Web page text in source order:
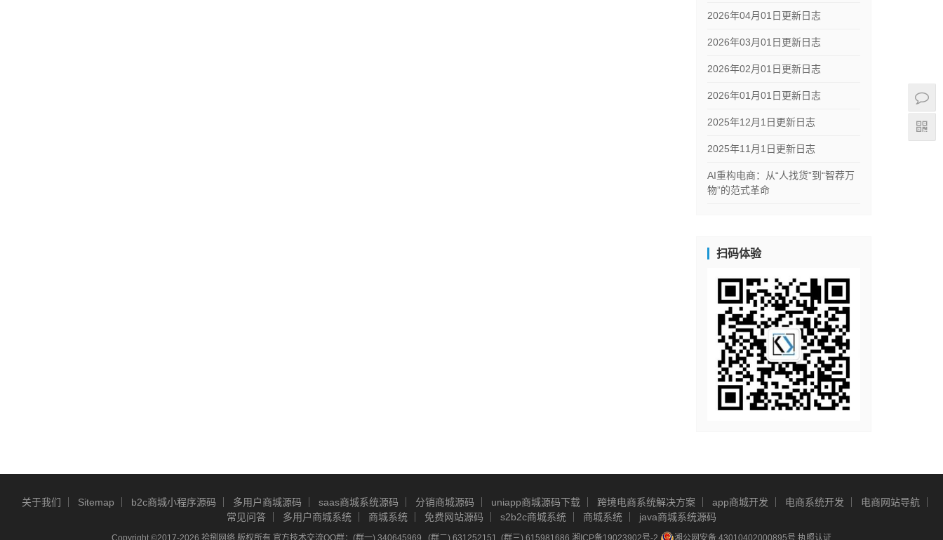
2026年04月01日更新日志
2026年03月01日更新日志
2026年02月01日更新日志
2026年01月01日更新日志
2025年12月1日更新日志
2025年11月1日更新日志
AI重构电商：从“人找货”到“智荐万
物”的范式革命
扫码体验
关于我们 Sitemap b2c商城小程序源码 多用户商城源码 saas商城系统源码 分销商城源码 uniapp商城源码下载 跨境电商系统解决方案 app商城开发 电商系统开发
电商网站导航
常见问答
多用户商城系统 商城系统 免费网站源码 s2b2c商城系统 商城系统 java商城系统源码
Copyright ©2017-2026 拾捌网络 版权所有 官方技术交流QQ群：(群一) 340645969 , (群二) 631252151, (群三) 615981686 湘ICP备19023902号-2 湘公网安备 43010402000895号 执照认证